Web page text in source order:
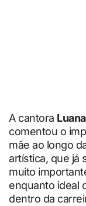
A cantora
comentou o
mãe ao longo
artística, que já
muito
enquanto ideal
dentro da